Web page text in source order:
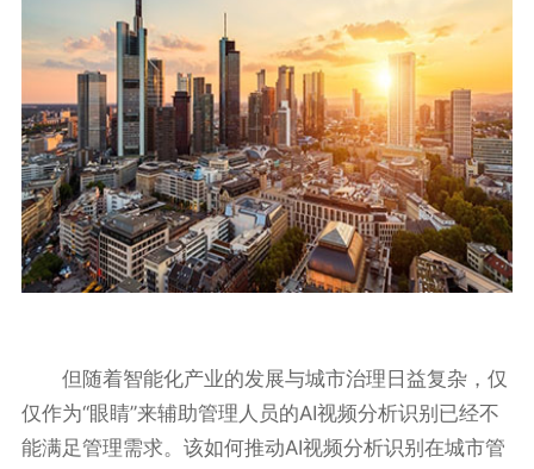
但随着智能化产业的发展与城市治理日益复杂，仅
仅作为“眼睛”来辅助管理人员的AI视频分析识别已经不
能满足管理需求。该如何推动AI视频分析识别在城市管